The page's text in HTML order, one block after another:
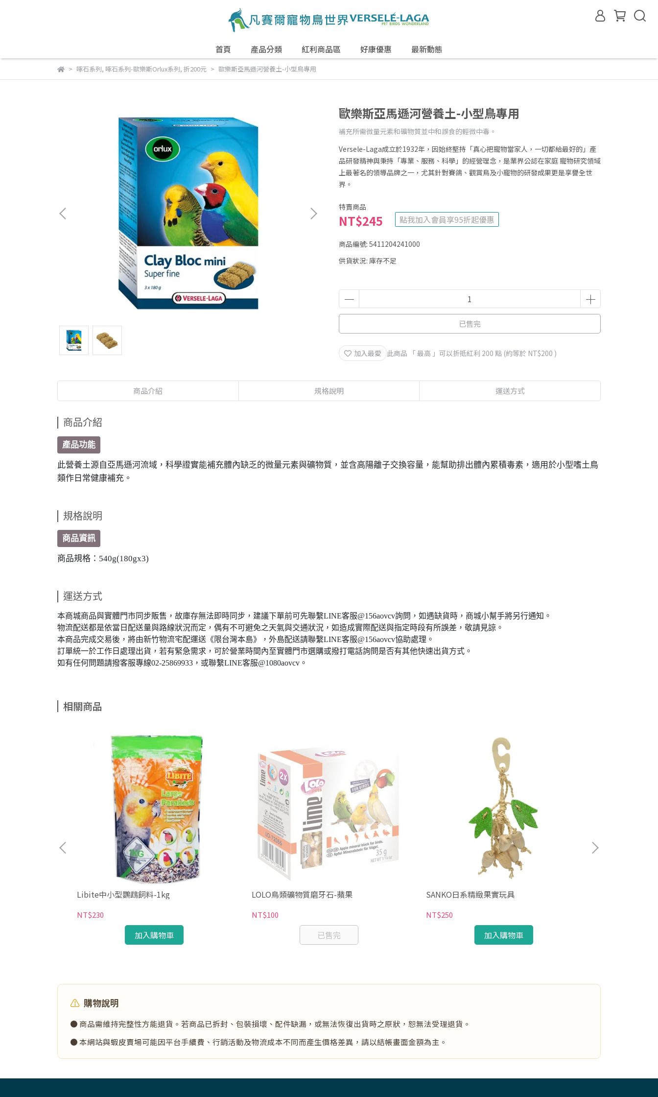
首頁 產品分類 紅利商品區 好康優惠 最新動態
啄石系列, 啄石系列-歐樂斯Orlux系列, 折200元 歐樂斯亞馬遜河營養土-小型鳥專用
歐樂斯亞馬遜河營養土-小型鳥專用
補充所需微量元素和礦物質並中和誤食的輕微中毒。
Versele-Laga成立於1932年，因始終堅持「真心把寵物當家人，一切都給最好的」產
品研發精神與秉持「專業、服務、科學」的經營理念，是業界公認在家庭 寵物研究領域
上最著名的領導品牌之一，尤其針對賽鴿、觀賞鳥及小寵物的研發成果更是享譽全世
界。
特賣商品
NT$245 點我加入會員享95折起優惠
商品編號: 5411204241000
供貨狀況: 庫存不足
已售完
加入最愛 此商品 「 最高 」可以折抵紅利 200 點 (約等於 NT$200 )
商品介紹 規格說明 運送方式
商品介紹
產品功能
此營養土源自亞馬遜河流域，科學證實能補充體內缺乏的微量元素與礦物質，並含高陽離子交換容量，能幫助排出體內累積毒素，適用於小型嗜土鳥
類作日常健康補充。
規格說明
商品資訊
商品規格：540g(180gx3)
運送方式
本商城商品與實體門市同步販售，故庫存無法即時同步，建議下單前可先聯繫LINE客服@156aovcv詢問，如遇缺貨時，商城小幫手將另行通知。
物流配送都是依當日配送量與路線狀況而定，偶有不可避免之天氣與交通狀況，如造成實際配送與指定時段有所誤差，敬請見諒。
本商品完成交易後，將由新竹物流宅配運送《限台灣本島》，外島配送請聯繫LINE客服@156aovcv協助處理。
訂單統一於工作日處理出貨，若有緊急需求，可於營業時間內至實體門市選購或撥打電話詢問是否有其他快速出貨方式。
如有任何問題請撥客服專線02-25869933，或聯繫LINE客服@1080aovcv。
相關商品
Libite中小型鸚鵡飼料-1kg
NT$230
加入購物車
LOLO鳥類礦物質磨牙石-蘋果
NT$100
已售完
SANKO日系精緻果實玩具
NT$250
加入購物車
⚠️ 購物說明
● 商品需維持完整性方能退貨。若商品已拆封、包裝損壞、配件缺漏，或無法恢復出貨時之原狀，恕無法受理退貨。
● 本網站與蝦皮賣場可能因平台手續費、行銷活動及物流成本不同而產生價格差異，請以結帳畫面金額為主。